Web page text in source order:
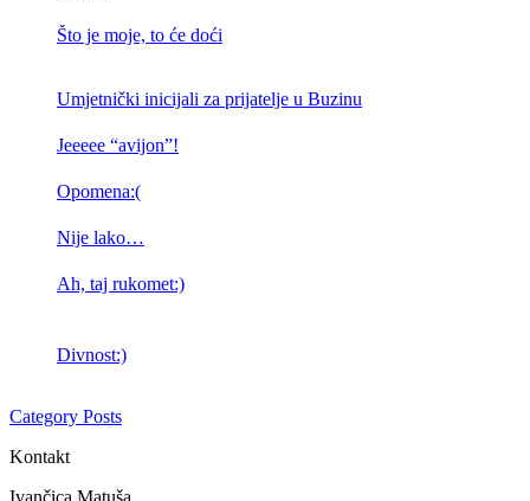
Što je moje, to će doći
Umjetnički inicijali za prijatelje u Buzinu
Jeeeee “avijon”!
Opomena:(
Nije lako…
Ah, taj rukomet:)
Divnost:)
Category Posts
Kontakt
Ivančica Matuša